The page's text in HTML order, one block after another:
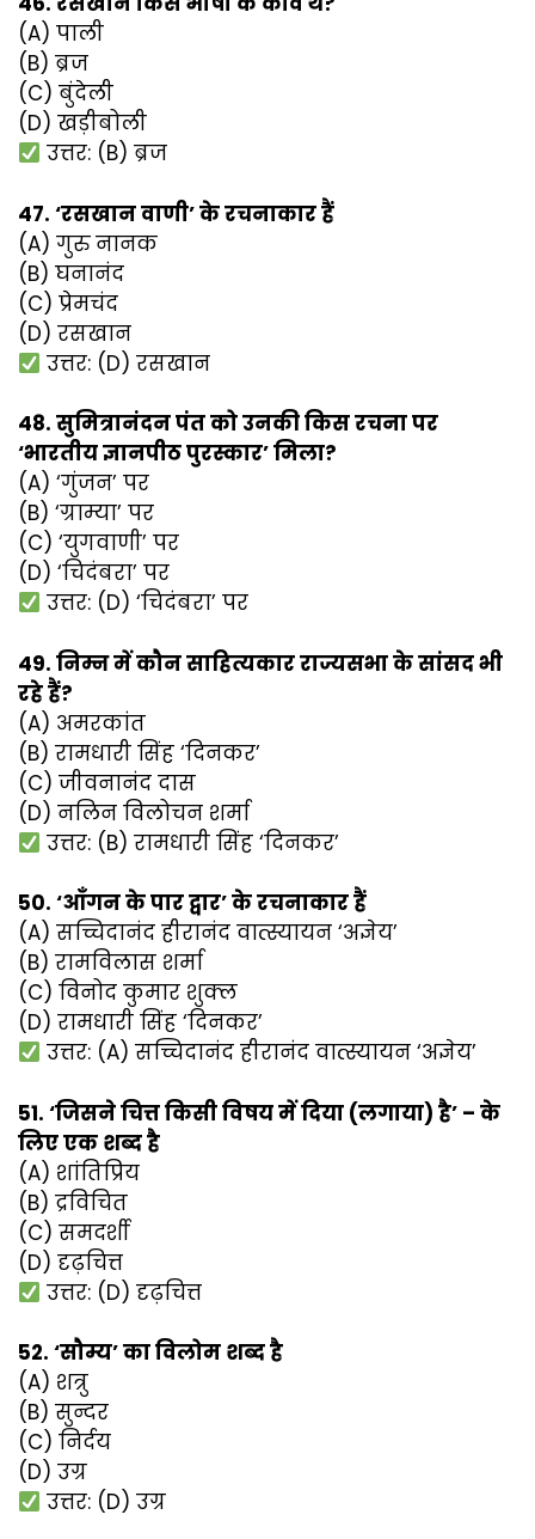
(A) पाली
(B) ब्रज
(C) बुंदेली
(D) खड़ीबोली
उत्तर: (B) ब्रज
47. ‘रसखान वाणी’ के रचनाकार हैं
(A) गुरु नानक
(B) घनानंद
(C) प्रेमचंद
(D) रसखान
उत्तर: (D) रसखान
48. सुमित्रानंदन पंत को उनकी किस रचना पर
‘भारतीय ज्ञानपीठ पुरस्कार’ मिला?
(A) ‘गुंजन’ पर
(B) ‘ग्राम्या’ पर
(C) ‘युगवाणी’ पर
(D) ‘चिदंबरा’ पर
उत्तर: (D) ‘चिदंबरा’ पर
49. निम्न में कौन साहित्यकार राज्यसभा के सांसद भी
रहे हैं?
(A) अमरकांत
(B) रामधारी सिंह ‘दिनकर’
(C) जीवनानंद दास
(D) नलिन विलोचन शर्मा
उत्तर: (B) रामधारी सिंह ‘दिनकर’
50. ‘आँगन के पार द्वार’ के रचनाकार हैं
(A) सच्चिदानंद हीरानंद वात्स्यायन ‘अज्ञेय’
(B) रामविलास शर्मा
(C) विनोद कुमार शुक्ल
(D) रामधारी सिंह ‘दिनकर’
उत्तर: (A) सच्चिदानंद हीरानंद वात्स्यायन ‘अज्ञेय’
51. ‘जिसने चित्त किसी विषय में दिया (लगाया) है’ – के
लिए एक शब्द है
(A) शांतिप्रिय
(B) द्रविचित
(C) समदर्शी
(D) दृढ़चित्त
उत्तर: (D) दृढ़चित्त
52. ‘सौम्य’ का विलोम शब्द है
(A) शत्रु
(B) सुन्दर
(C) निर्दय
(D) उग्र
उत्तर: (D) उग्र